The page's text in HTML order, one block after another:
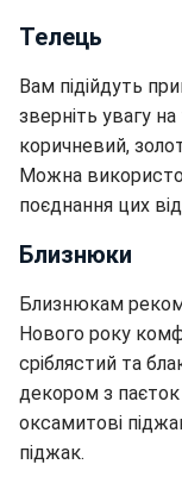
Телець
Вам підійдуть
зверніть увагу
коричневий,
Можна
поєднання цих
Близнюки
Близнюкам
Нового року
сріблястий та
декором з паєток
оксамитові
піджак.